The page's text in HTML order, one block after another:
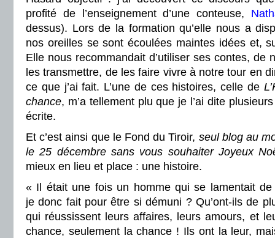
profité de l’enseignement d’une conteuse,
dessus). Lors de la formation qu’elle nous a
nos oreilles se sont écoulées maintes idées et,
Elle nous recommandait d’utiliser ses contes, de
les transmettre, de les faire vivre à notre tour en
ce que j’ai fait. L’une de ces histoires, celle de
chance, m’a tellement plu que je l’ai dite
écrite.
Et c’est ainsi que le Fond du Tiroir, seul blog au
le 25 décembre sans vous souhaiter Joyeux
mieux en lieu et place : une histoire.
« Il était une fois un homme qui se lamentait de
je donc fait pour être si démuni ? Qu’ont-ils de
qui réussissent leurs affaires, leurs amours, et
chance, seulement la chance ! Ils ont la leur,